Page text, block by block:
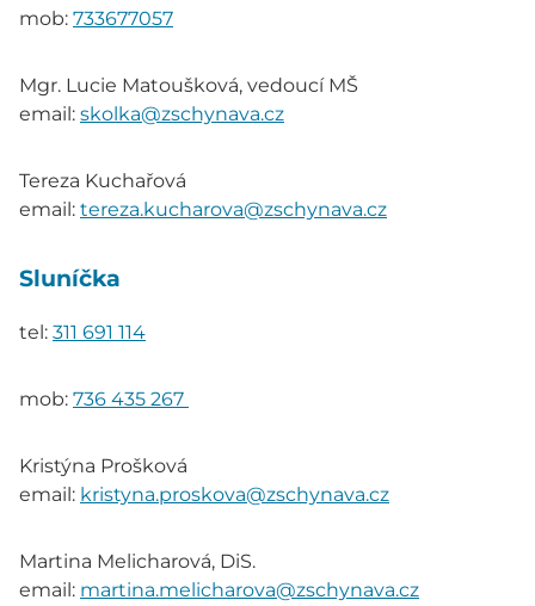
mob: 733677057
Mgr. Lucie Matoušková, vedoucí MŠ
email: skolka@zschynava.cz
Tereza Kuchařová
email: tereza.kucharova@zschynava.cz
Sluníčka
tel: 311 691 114
mob: 736 435 267
Kristýna Prošková
email: kristyna.proskova@zschynava.cz
Martina Melicharová, DiS.
email: martina.melicharova@zschynava.cz